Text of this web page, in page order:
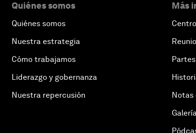
Quiénes somos
Quiénes somos
Nuestra estrategia
Cómo trabajamos
Liderazgo y gobernanza
Nuestra repercusión
Más
Notas